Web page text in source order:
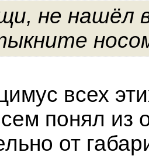
не нашёл
всех
понял из
от